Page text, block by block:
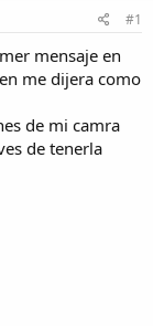
#1
mensaje en
me dijera como
de mi camra
de tenerla